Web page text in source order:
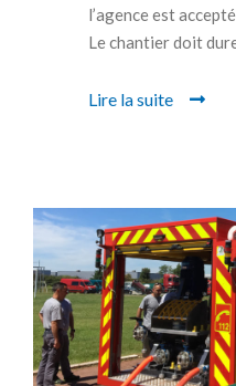
l’agence est
Le chantier doit
Lire la suite